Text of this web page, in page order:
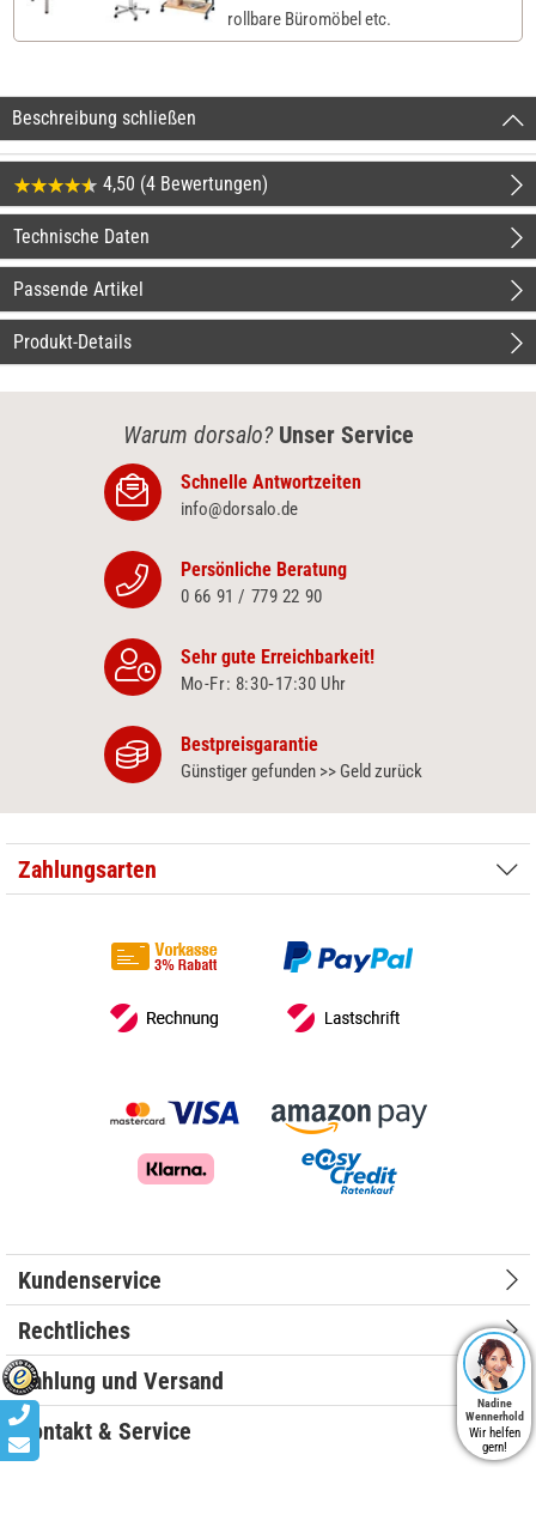
rollbare Büromöbel etc.
Beschreibung schließen
4,50 (4 Bewertungen)
Technische Daten
Passende Artikel
Produkt-Details
Warum dorsalo? Unser Service
Schnelle Antwortzeiten
info@dorsalo.de
Persönliche Beratung
0 66 91 / 779 22 90
Sehr gute Erreichbarkeit!
Mo-Fr: 8:30‑17:30 Uhr
Bestpreisgarantie
Günstiger gefunden >> Geld zurück
Zahlungsarten
Kundenservice
Rechtliches
Zahlung und Versand
Kontakt & Service
Nadine
Wennerhold
Wir helfen
gern!